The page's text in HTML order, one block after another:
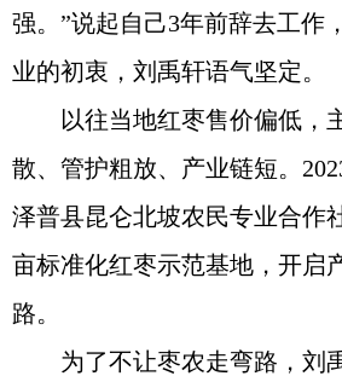
强。”说起自己3年前辞去工作
业的初衷，刘禹轩语气坚定。
以往当地红枣售价偏低，
散、管护粗放、产业链短。
泽普县昆仑北坡农民专业合作
亩标准化红枣示范基地，开启
路。
为了不让枣农走弯路，刘